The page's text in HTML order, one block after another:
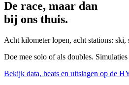
De race, maar dan
bij ons thuis.
Acht kilometer lopen, acht stations:
Doe mee solo of als doubles.
Bekijk data, heats en uitslagen op de